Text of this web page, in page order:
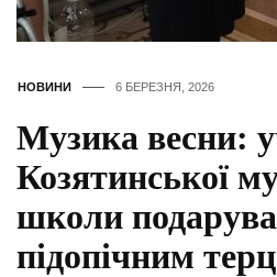
НОВИНИ 6 БЕРЕЗНЯ, 2026
Музика весни:
Козятинської
школи
підопічним